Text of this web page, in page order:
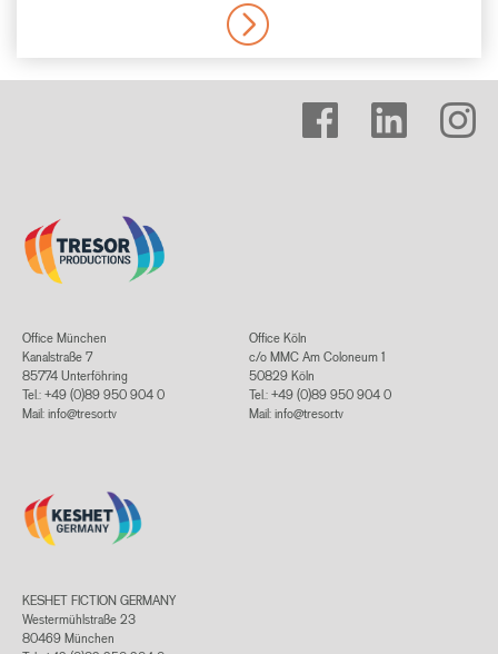
MORE
facebook linkedin instagram
Office München
Kanalstraße 7
85774 Unterföhring
Tel.: +49 (0)89 950 904 0
Mail: info@tresor.tv
Office Köln
c/o MMC Am Coloneum 1
50829 Köln
Tel.: +49 (0)89 950 904 0
Mail: info@tresor.tv
KESHET FICTION GERMANY
Westermühlstraße 23
80469 München